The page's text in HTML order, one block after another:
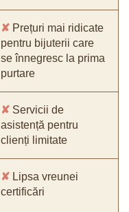
✘ Prețuri mai ridicate
pentru bijuterii care
se înnegresc la prima
purtare
✘ Servicii de
asistență pentru
clienți limitate
✘ Lipsa vreunei
certificări